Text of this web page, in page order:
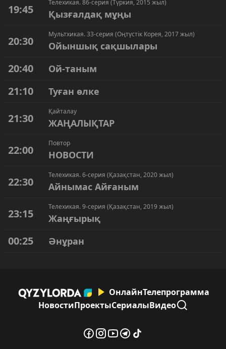
19:45
Телехикая. 86-серия (Түркия, 2015 жыл)
Қызғалдақ мұңы
20:30
Мультхикая. 33-серия (Оңтүстік Корея, 2017 жыл)
Ойыншық сақшылары
20:40 Ой-таным
21:10 Туған өлке
21:30
Қайталау
ЖАҢАЛЫҚТАР
22:00
Повтор
НОВОСТИ
22:30
Телехикая. 6-серия (Қазақстан, 2020 жыл)
Айнымас Айғаным
23:15
Телехикая. 9-серия (Қазақстан, 2019 жыл)
Жаңғырық
00:25 Әнұран
ОнлайнТелепрограмма
НовостиПроектыСериалыВидео